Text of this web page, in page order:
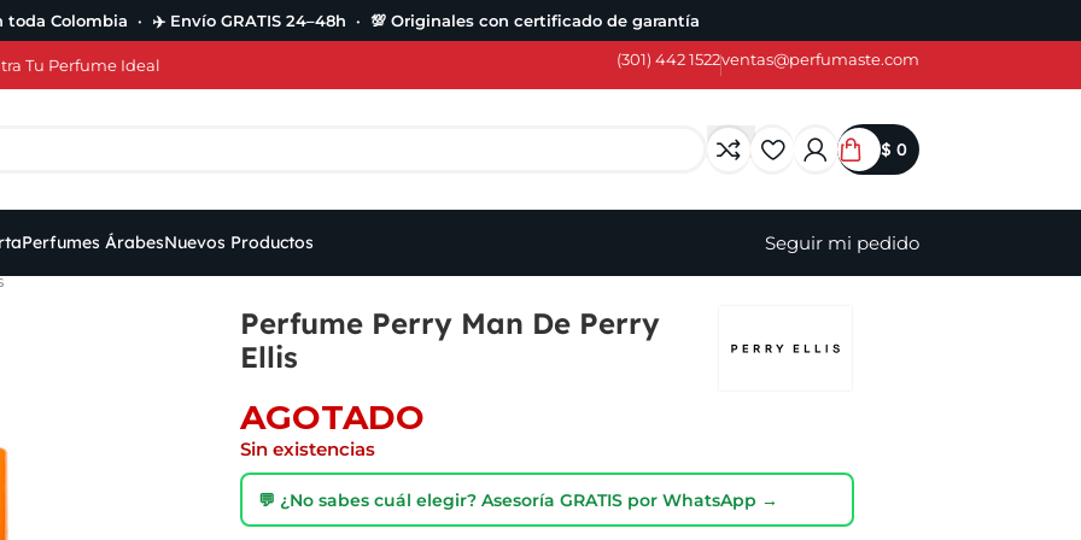
toda Colombia · ✈️ Envío GRATIS 24–48h · 💯 Originales con certificado de garantía
Tu Perfume Ideal (301) 442 1522ventas@perfumaste.com
$ 0
Perfumes ÁrabesNuevos Productos Seguir mi pedido
Perfume Perry Man De Perry
Ellis
AGOTADO
Sin existencias
💬 ¿No sabes cuál elegir? Asesoría GRATIS por WhatsApp →